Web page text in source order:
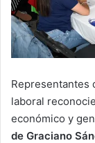
Representantes
laboral
económico y
de Graciano